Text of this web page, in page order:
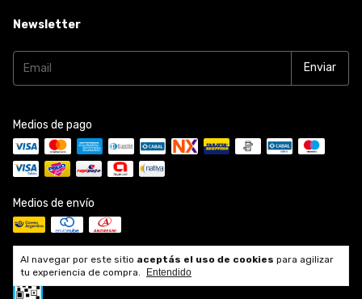
Al navegar por este sitio aceptás el uso de cookies para agilizar
tu experiencia de compra.
Entendido
Newsletter
Medios de pago
Medios de envío